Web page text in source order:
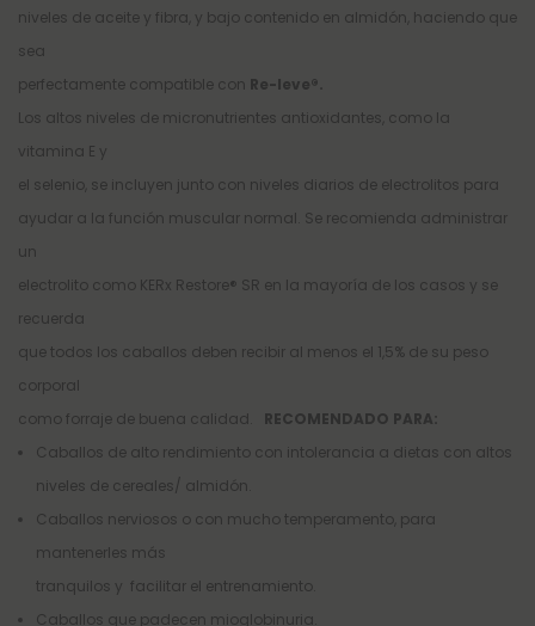
niveles de aceite y fibra, y bajo contenido en almidón, haciendo que
sea
perfectamente compatible con Re-leve®.
Los altos niveles de micronutrientes antioxidantes, como la
vitamina E y
el selenio, se incluyen junto con niveles diarios de electrolitos para
ayudar a la función muscular normal. Se recomienda administrar
un
electrolito como KERx Restore® SR en la mayoría de los casos y se
recuerda
que todos los caballos deben recibir al menos el 1,5% de su peso
corporal
como forraje de buena calidad. RECOMENDADO PARA:
Caballos de alto rendimiento con intolerancia a dietas con altos
niveles de cereales/ almidón.
Caballos nerviosos o con mucho temperamento, para
mantenerles más
tranquilos y facilitar el entrenamiento.
Caballos que padecen mioglobinuria.